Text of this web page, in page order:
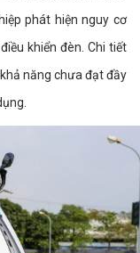
phát hiện nguy cơ
khiển đèn. Chi tiết
năng chưa đạt đầy